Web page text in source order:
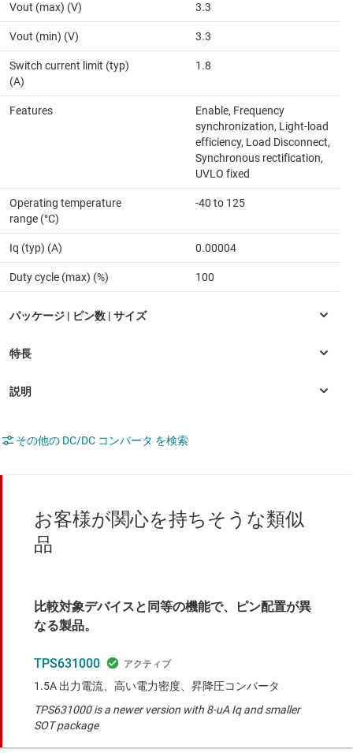
Vout (max) (V) 3.3
Vout (min) (V) 3.3
Switch current limit (typ)
(A)
1.8
Features
Enable, Frequency
synchronization, Light-load
efficiency, Load Disconnect,
Synchronous rectification,
UVLO fixed
Operating temperature
range (°C)
-40 to 125
Iq (typ) (A) 0.00004
Duty cycle (max) (%) 100
その他の DC/DC コンバータ を検索
お客様が関心を持ちそうな類似
品
比較対象デバイスと同等の機能で、ピン配置が異
なる製品。
TPS631000
1.5A 出力電流、高い電力密度、昇降圧コンバータ
TPS631000 is a newer version with 8-uA Iq and smaller
SOT package